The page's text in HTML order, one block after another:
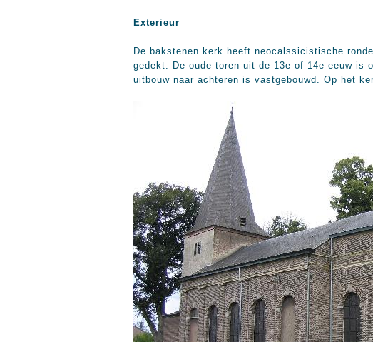
Exterieur
De bakstenen kerk heeft neocalssicistische
gedekt. De oude toren uit de 13e of 14e eeuw is
uitbouw naar achteren is vastgebouwd. Op het